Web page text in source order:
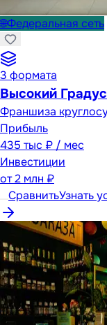
🌐Федеральная сеть
3 формата
Высокий Градус
Франшиза
Прибыль
435 тыс ₽ / мес
Инвестиции
от2 млн ₽
СравнитьУзнать